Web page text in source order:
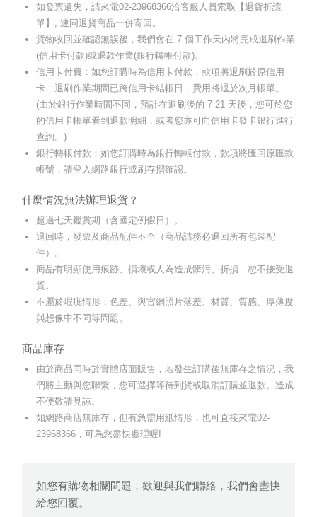
如發票遺失，請來電02-23968366洽客服人員索取【退貨折讓
單】, 連同退貨商品一併寄回。
貨物收回並確認無誤後，我們會在 7 個工作天內將完成退刷作業
(信用卡付款)或退款作業(銀行轉帳付款)。
信用卡付費：如您訂購時為信用卡付款，款項將退刷於原信用
卡，退刷作業期間已跨信用卡結帳日，費用將退於次月帳單。
(由於銀行作業時間不同，預計在退刷後的 7-21 天後，您可於您
的信用卡帳單看到退款明細，或者您亦可向信用卡發卡銀行進行
查詢。)
銀行轉帳付款：如您訂購時為銀行轉帳付款，款項將匯回原匯款
帳號，請登入網路銀行或刷存摺確認。
什麼情況無法辦理退貨？
超過七天鑑賞期（含國定例假日）。
退回時，發票及商品配件不全（商品請務必退回所有包裝配
件）。
商品有明顯使用痕跡、損壞或人為造成髒污、折損，恕不接受退
貨。
不屬於瑕疵情形：色差、與官網照片落差、材質、質感、厚薄度
與想像中不同等問題。
商品庫存
由於商品同時於實體店面販售，若發生訂購後無庫存之情況，我
們將主動與您聯繫，您可選擇等待到貨或取消訂購並退款。造成
不便敬請見諒。
如網路商店無庫存，但有急需用紙情形，也可直接來電02-
23968366，可為您盡快處理喔!
如您有購物相關問題，歡迎與我們聯絡，我們會盡快
給您回覆。